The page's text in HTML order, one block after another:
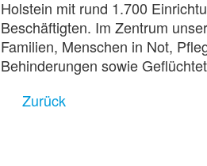
Holstein mit rund 1.700
Beschäftigten. Im Zentrum
Familien, Menschen in Not,
Behinderungen sowie
Zurück